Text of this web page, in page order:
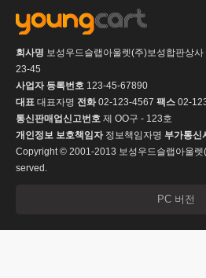
회사명 보성우드슬랩아울렛(주)보성합판상사
23-45
사업자 등록번호 123-45-67890
대표 대표자명 전화02-123-4567 팩스 02-
통신판매업신고번호 제 OO구 - 123호
개인정보 보호책임자정보책임자명 부가통신
Copyright © 2001-2013 보성우드슬랩아울
served.
PC 버전